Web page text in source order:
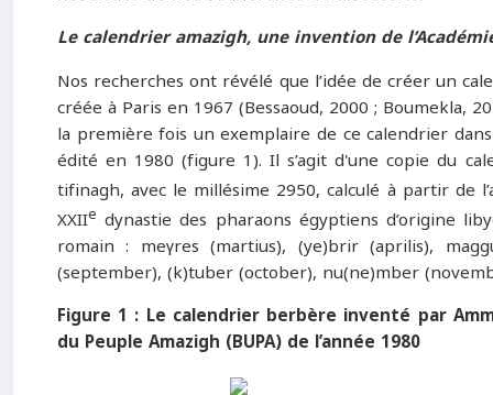
Le calendrier amazigh, une invention de
Nos recherches ont révélé que l’idée de créer un
créée à Paris en 1967 (Bessaoud, 2000 ; Boumekla,
la première fois un exemplaire de ce calendrier
édité en 1980 (figure 1). Il s’agit d'une copie du
tifinagh, avec le millésime 2950, calculé à partir de
XXIIe dynastie des pharaons égyptiens d’origine
romain : meγres (martius), (ye)brir (aprilis),
(september), (k)tuber (october), nu(ne)mber
Figure 1 : Le calendrier berbère inventé par
du Peuple Amazigh (BUPA) de l’année 1980